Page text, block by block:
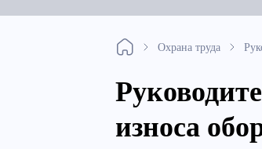
Охрана труда
износа